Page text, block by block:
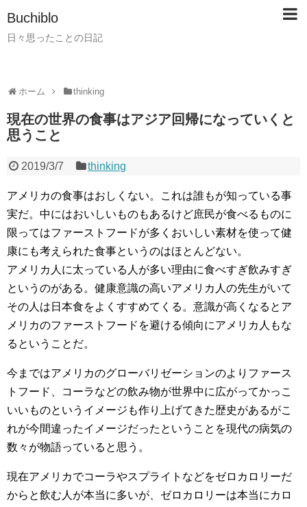
Buchiblo
日々思ったことの日記
ホーム thinking
現在の世界の食事はアジア回帰になっていくと
思うこと
2019/3/7 thinking
アメリカの食事はおしくない。これは誰もが知っている事
実だ。中にはおいしいものもあるけど庶民が食べるものに
限ってはファーストフードが多くおいしい素材を使って健
康にも考えられた食事というのはほとんどない。
アメリカ人に太っている人が多い理由に食べすぎ飲みすぎ
というのがある。健康意識の高いアメリカ人の先生がいて
その人は日本食をよくすすめてくる。意識が高くなるとア
メリカのファーストフードを避ける傾向にアメリカ人もな
るということだ。
今まではアメリカのグローバリゼーションのよりファース
トフード、コーラなどの飲み物が世界中に広がってかっこ
いいものというイメージも作り上げてきた歴史があるがこ
れが今間違ったイメージだったということを現代の病気の
数々が物語っていると思う。
現在アメリカでコーラやスプライトなどをゼロカロリーだ
からと飲む人が本当に多いが、ゼロカロリーは本当にカロ